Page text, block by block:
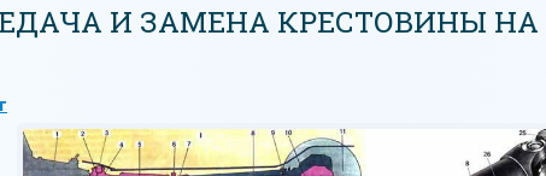
И ЗАМЕНА КРЕСТОВИНЫ НА